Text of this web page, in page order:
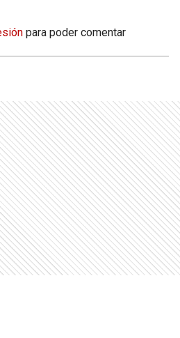
para poder comentar